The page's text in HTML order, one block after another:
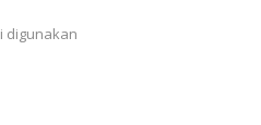
digunakan